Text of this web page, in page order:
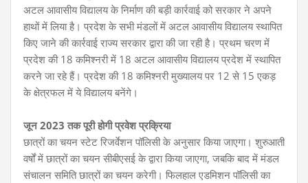
अटल आवासीय विद्यालय के निर्माण की बड़ी कार्रवाई को सरकार ने अपने
हाथों में लिया है। प्रदेश के सभी मंडलों में अटल आवासीय विद्यालय स्थापित
किए जाने की कार्रवाई राज्य सरकार द्वारा की जा रही है। प्रथम चरण में
प्रदेश की 18 कमिश्नरी में 18 अटल आवासीय विद्यालय प्रदेश में स्थापित
करने जा रहे हैं। प्रदेश की 18 कमिश्नरी मुख्यालय पर 12 से 15 एकड़
के क्षेत्रफल में ये विद्यालय बनेंगे।
जून 2023 तक पूरी होगी प्रवेश प्रक्रिया
छात्रों का चयन स्टेट रिजर्वेशन पॉलिसी के अनुसार किया जाएगा। शुरुआती
वर्षों में छात्रों का चयन सीबीएसई के द्वारा किया जाएगा, जबकि बाद में मंडल
संचालन समिति छात्रों का चयन करेगी। फिलहाल एडमिशन पॉलिसी का